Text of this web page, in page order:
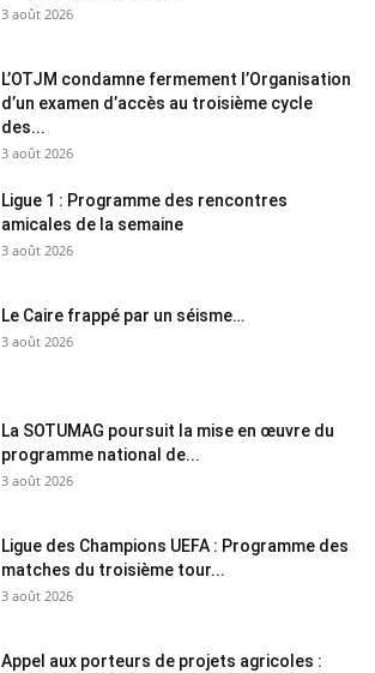
3 août 2026
L’OTJM condamne fermement l’Organisation
d’un examen d’accès au troisième cycle
des...
3 août 2026
Ligue 1 : Programme des rencontres
amicales de la semaine
3 août 2026
Le Caire frappé par un séisme…
3 août 2026
La SOTUMAG poursuit la mise en œuvre du
programme national de...
3 août 2026
Ligue des Champions UEFA : Programme des
matches du troisième tour...
3 août 2026
Appel aux porteurs de projets agricoles :